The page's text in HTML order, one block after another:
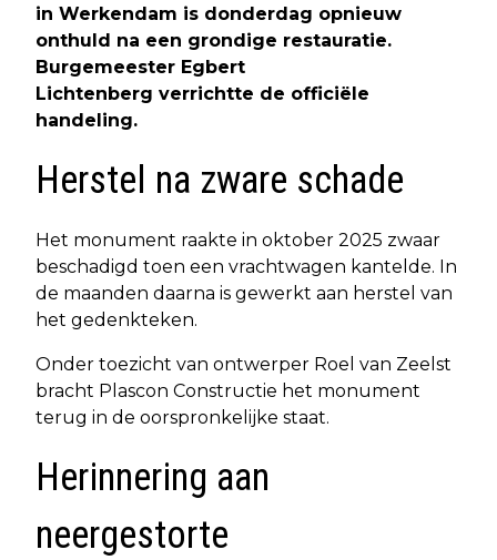
in Werkendam is donderdag opnieuw
onthuld na een grondige restauratie.
Burgemeester Egbert
Lichtenberg verrichtte de officiële
handeling.
Herstel na zware schade
Het monument raakte in oktober 2025 zwaar
beschadigd toen een vrachtwagen kantelde. In
de maanden daarna is gewerkt aan herstel van
het gedenkteken.
Onder toezicht van ontwerper Roel van Zeelst
bracht Plascon Constructie het monument
terug in de oorspronkelijke staat.
Herinnering aan
neergestorte